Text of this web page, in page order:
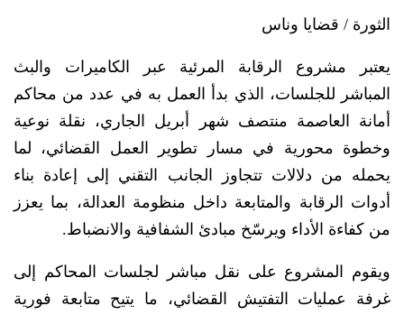
الثورة / قضايا وناس
يعتبر مشروع الرقابة المرئية عبر الكاميرات والبث
المباشر للجلسات، الذي بدأ العمل به في عدد من محاكم
أمانة العاصمة منتصف شهر أبريل الجاري، نقلة نوعية
وخطوة محورية في مسار تطوير العمل القضائي، لما
يحمله من دلالات تتجاوز الجانب التقني إلى إعادة بناء
أدوات الرقابة والمتابعة داخل منظومة العدالة، بما يعزز
من كفاءة الأداء ويرسّخ مبادئ الشفافية والانضباط.
ويقوم المشروع على نقل مباشر لجلسات المحاكم إلى
غرفة عمليات التفتيش القضائي، ما يتيح متابعة فورية